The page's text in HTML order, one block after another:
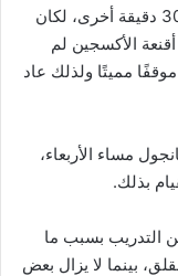
اللاعبين بالصداع، ولو استمرت الرحلة لمدة 30 دقيقة أخرى، لكان
الأكسجين لم
مميتًا ولذلك عاد
مساء الأربعاء،
بذلك.
التدريب بسبب ما
بينما لا يزال بعض